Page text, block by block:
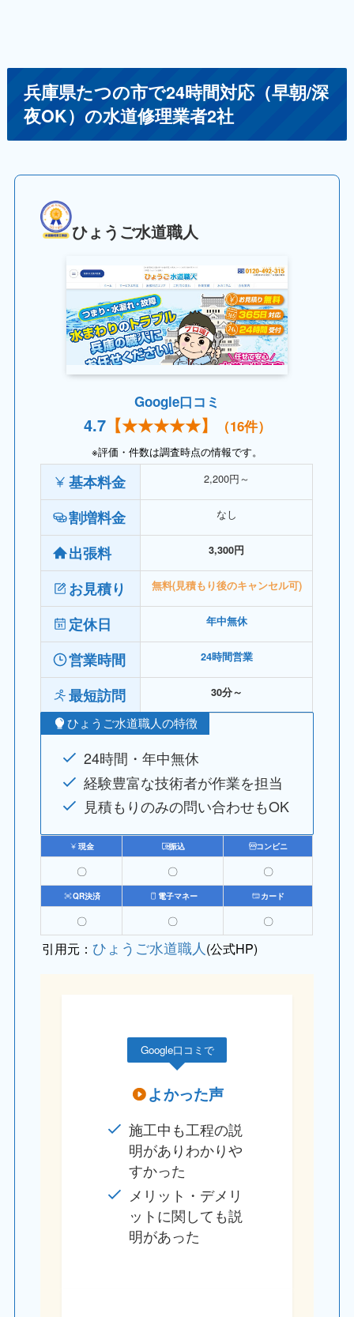
兵庫県たつの市で24時間対応（早朝/深
夜OK）の水道修理業者2社
ひょうご水道職人
Google口コミ
4.7【★★★★★】 （16件）
※評価・件数は調査時点の情報です。
基本料金 2,200円～
割増料金 なし
出張料 3,300円
お見積り 無料(見積もり後のキャンセル可)
定休日 年中無休
営業時間 24時間営業
最短訪問 30分～
ひょうご水道職人の特徴
24時間・年中無休
経験豊富な技術者が作業を担当
見積もりのみの問い合わせもOK
現金 振込 コンビニ
〇 〇 〇
QR決済 電子マネー カード
〇 〇 〇
引用元： ひょうご水道職人 (公式HP)
Google口コミで
よかった声
施工中も工程の説
明がありわかりや
すかった
メリット・デメリ
ットに関しても説
明があった